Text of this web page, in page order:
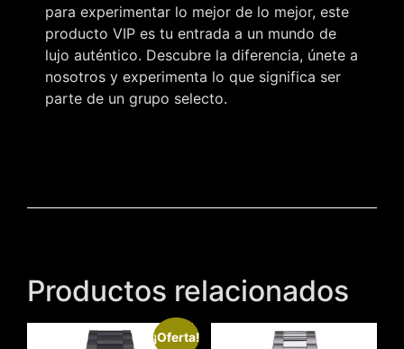
para experimentar lo mejor de lo mejor, este
producto VIP es tu entrada a un mundo de
lujo auténtico. Descubre la diferencia, únete a
nosotros y experimenta lo que significa ser
parte de un grupo selecto.
Productos relacionados
¡Oferta!